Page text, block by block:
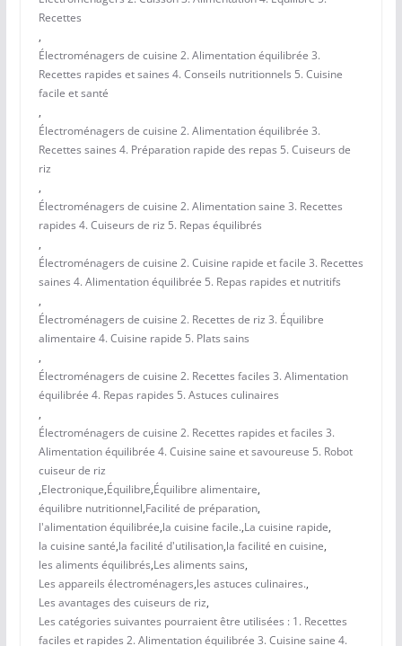
Recettes
,
Électroménagers de cuisine 2. Alimentation équilibrée 3.
Recettes rapides et saines 4. Conseils nutritionnels 5. Cuisine
facile et santé
,
Électroménagers de cuisine 2. Alimentation équilibrée 3.
Recettes saines 4. Préparation rapide des repas 5. Cuiseurs de
riz
,
Électroménagers de cuisine 2. Alimentation saine 3. Recettes
rapides 4. Cuiseurs de riz 5. Repas équilibrés
,
Électroménagers de cuisine 2. Cuisine rapide et facile 3. Recettes
saines 4. Alimentation équilibrée 5. Repas rapides et nutritifs
,
Électroménagers de cuisine 2. Recettes de riz 3. Équilibre
alimentaire 4. Cuisine rapide 5. Plats sains
,
Électroménagers de cuisine 2. Recettes faciles 3. Alimentation
équilibrée 4. Repas rapides 5. Astuces culinaires
,
Électroménagers de cuisine 2. Recettes rapides et faciles 3.
Alimentation équilibrée 4. Cuisine saine et savoureuse 5. Robot
cuiseur de riz
,Electronique,Équilibre,Équilibre alimentaire,
équilibre nutritionnel,Facilité de préparation,
l'alimentation équilibrée,la cuisine facile.,La cuisine rapide,
la cuisine santé,la facilité d'utilisation,la facilité en cuisine,
les aliments équilibrés,Les aliments sains,
Les appareils électroménagers,les astuces culinaires.,
Les avantages des cuiseurs de riz,
Les catégories suivantes pourraient être utilisées : 1. Recettes
faciles et rapides 2. Alimentation équilibrée 3. Cuisine saine 4.